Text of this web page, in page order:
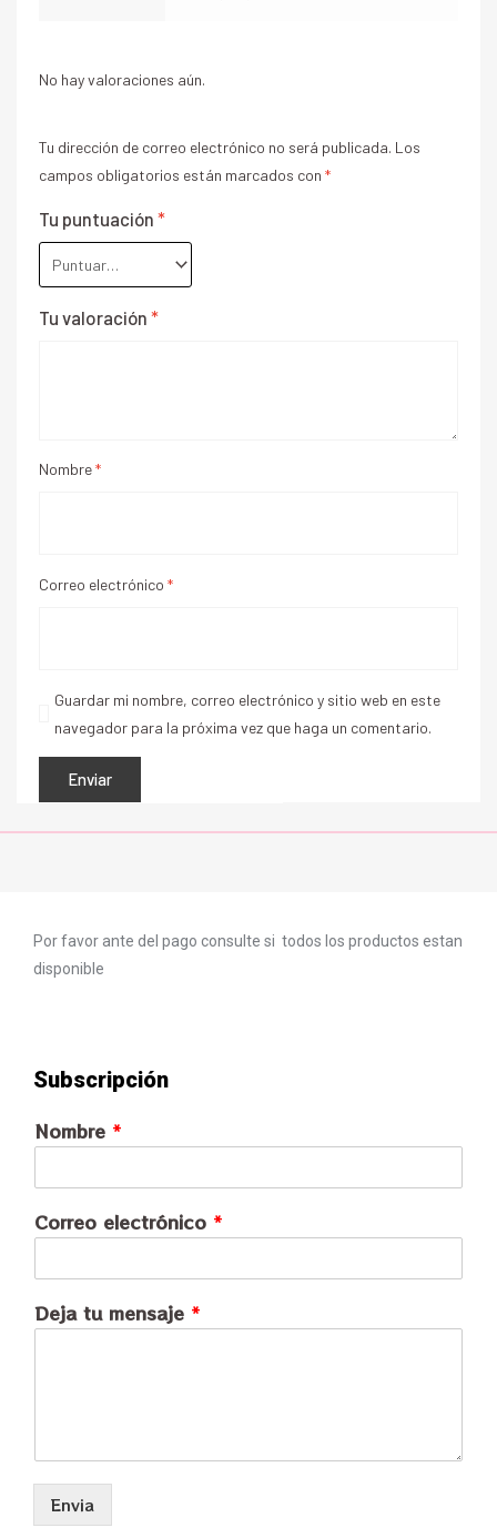
No hay valoraciones aún.
Tu dirección de correo electrónico no será publicada. Los
campos obligatorios están marcados con *
Tu puntuación *
Tu valoración *
Nombre*
Correo electrónico *
Guardar mi nombre, correo electrónico y sitio web en este
navegador para la próxima vez que haga un comentario.
Por favor ante del pago consulte si todos los productos estan
disponible
Subscripción
Nombre *
Correo electrónico *
Deja tu mensaje *
Envia